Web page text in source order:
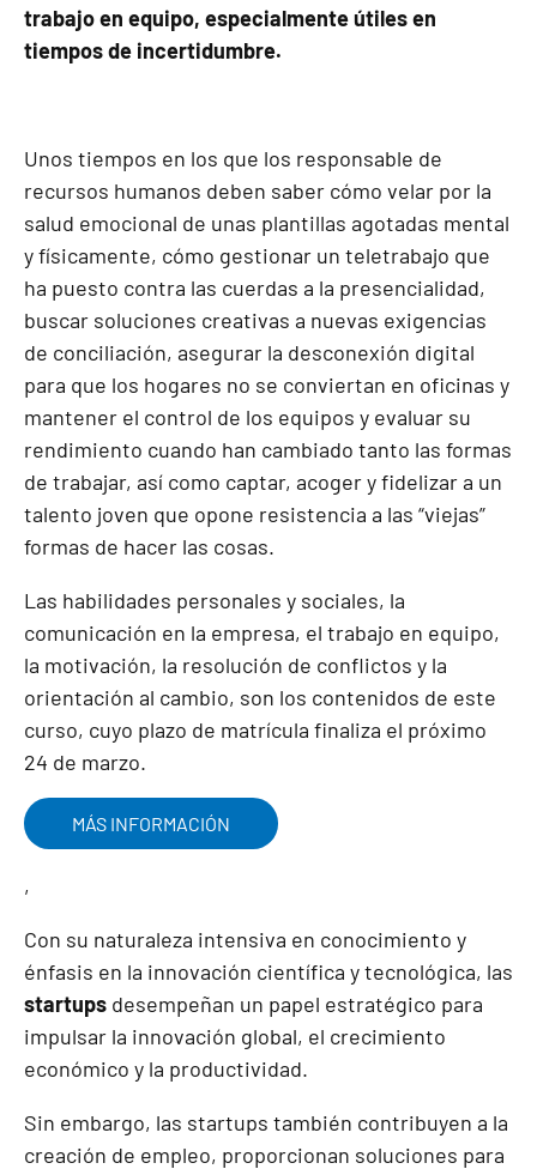
trabajo en equipo, especialmente útiles en
tiempos de incertidumbre.
Unos tiempos en los que los responsable de
recursos humanos deben saber cómo velar por la
salud emocional de unas plantillas agotadas mental
y físicamente, cómo gestionar un teletrabajo que
ha puesto contra las cuerdas a la presencialidad,
buscar soluciones creativas a nuevas exigencias
de conciliación, asegurar la desconexión digital
para que los hogares no se conviertan en oficinas y
mantener el control de los equipos y evaluar su
rendimiento cuando han cambiado tanto las formas
de trabajar, así como captar, acoger y fidelizar a un
talento joven que opone resistencia a las “viejas”
formas de hacer las cosas.
Las habilidades personales y sociales, la
comunicación en la empresa, el trabajo en equipo,
la motivación, la resolución de conflictos y la
orientación al cambio, son los contenidos de este
curso, cuyo plazo de matrícula finaliza el próximo
24 de marzo.
MÁS INFORMACIÓN
,
Con su naturaleza intensiva en conocimiento y
énfasis en la innovación científica y tecnológica, las
startups desempeñan un papel estratégico para
impulsar la innovación global, el crecimiento
económico y la productividad.
Sin embargo, las startups también contribuyen a la
creación de empleo, proporcionan soluciones para